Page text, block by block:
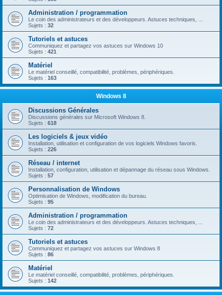
Administration / programmation
Le coin des administrateurs et des développeurs. Astuces techniques, ...
Sujets : 32
Tutoriels et astuces
Communiquez et partagez vos astuces sur Windows 10
Sujets : 421
Matériel
Le matériel conseillé, compatibilité, problèmes, périphériques.
Sujets : 163
Windows 8
Discussions Générales
Discussions générales sur Microsoft Windows 8.
Sujets : 618
Les logiciels & jeux vidéo
Installation, utilisation et configuration de vos logiciels Windows favoris.
Sujets : 226
Réseau / internet
Installation, configuration, utilisation et dépannage du réseau sous Windows.
Sujets : 57
Personnalisation de Windows
Optimisation de Windows, modification du bureau.
Sujets : 95
Administration / programmation
Le coin des administrateurs et des développeurs. Astuces techniques, ...
Sujets : 72
Tutoriels et astuces
Communiquez et partagez vos astuces sur Windows 8
Sujets : 86
Matériel
Le matériel conseillé, compatibilité, problèmes, périphériques.
Sujets : 142